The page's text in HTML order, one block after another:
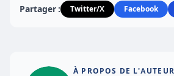
Partager : Twitter/X Facebook
À PROPOS DE L'AUTEUR